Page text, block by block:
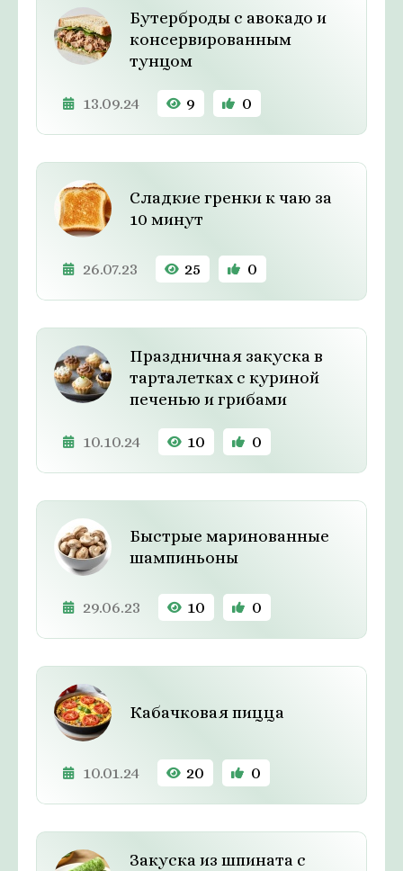
Бутерброды с авокадо и
консервированным
тунцом⁠⁠
13.09.24 9 0
Сладкие гренки к чаю за
10 минут
26.07.23 25 0
Праздничная закуска в
тарталетках с куриной
печенью и грибами
10.10.24 10 0
Быстрые маринованные
шампиньоны
29.06.23 10 0
Кабачковая пицца
10.01.24 20 0
Закуска из шпината с